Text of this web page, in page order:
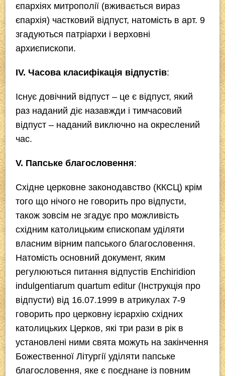
єпархіях митрополії (вживається вираз
єпархія) частковий відпуст, натомість в арт. 9
згадуються патріархи і верховні
архиєпископи.
ІV. Часова класифікація відпустів:
Існуєдовічний відпуст – це є відпуст, який
раз наданий діє назавжди ітимчасовий
відпуст – наданий виключно на окреслений
час.
V. Папське благословення:
Східне церковне законодавство (ККСЦ) крім
того що нічого не говорить про відпусти,
також зовсім не згадує про можливість
східним католицьким єпископам уділяти
власним вірним папського благословення.
Натомість основний документ, яким
регулюються питання відпустів Enchiridion
indulgentiarum quartum editur (Інструкція про
відпусти) від 16.07.1999 в атрикулах 7-9
говорить про церковну ієрархію східних
католицьких Церков, які три рази в рік в
установлені ними свята можуть на закінчення
Божественної Літургії уділяти папське
благословення, яке є поєднане із повним